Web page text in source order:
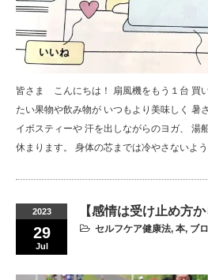
皆さま こんにちは！ 扇風機をもう１台 買
たい果物や飲み物が いつもより美味しく 暑
イボスティーや 汗を出しながらのヨガ、 湯
休まります。 身体の芯までは冷やさないよ
2023
29
Jul
【感情は受け止め方か
セルフケア健康法, 本, ブ